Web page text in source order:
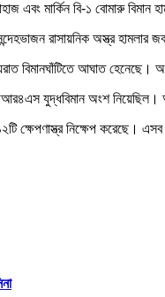
এবং মার্কিন বি-১ বোমারু
রাসায়নিক অস্ত্র হামলার
বিমানঘাঁটিতে আঘাত
যুদ্ধবিমান অংশ নিয়েছিল।
ক্ষেপণাস্ত্র নিক্ষেপ করেছে।